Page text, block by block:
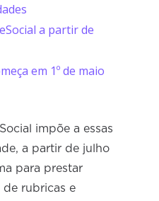
a partir de
em 1º de maio
impõe a essas
a partir de julho
para prestar
de rubricas e